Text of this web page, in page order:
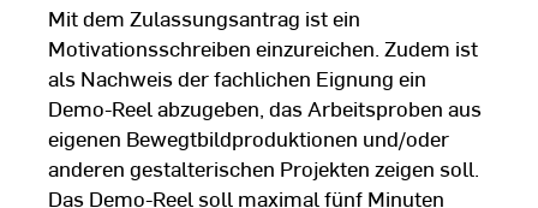
Mit dem Zulassungsantrag ist ein
Motivationsschreiben einzureichen. Zudem ist
als Nachweis der fachlichen Eignung ein
Demo-Reel abzugeben, das Arbeitsproben aus
eigenen Bewegtbildproduktionen und/oder
anderen gestalterischen Projekten zeigen soll.
Das Demo-Reel soll maximal fünf Minuten